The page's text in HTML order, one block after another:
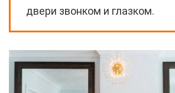
двери звонком и глазком.